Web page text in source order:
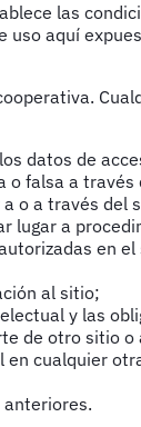
las
aquí
datos de
o falsa a través
a través
lugar a
en el
al sitio;
y las
de otro sitio
en cualquier